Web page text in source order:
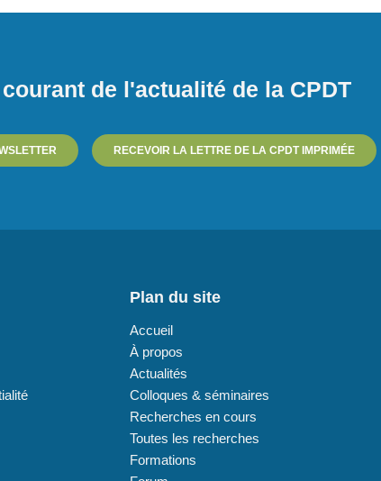
de l'actualité de la CPDT
RECEVOIR LA LETTRE DE LA CPDT IMPRIMÉE
Plan du site
Accueil
À propos
Actualités
Colloques & séminaires
Recherches en cours
Toutes les recherches
Formations